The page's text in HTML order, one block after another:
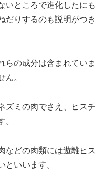
いところで進化したにも
だりするのも説明がつき
らの成分は含まれていま
ん。
ズミの肉でさえ、ヒスチ
。
などの肉類には遊離ヒス
といいます。